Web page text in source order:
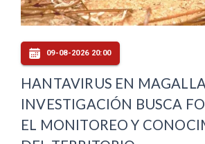
09-08-2026 20:00
HANTAVIRUS EN
INVESTIGACIÓN BUSCA
EL MONITOREO Y